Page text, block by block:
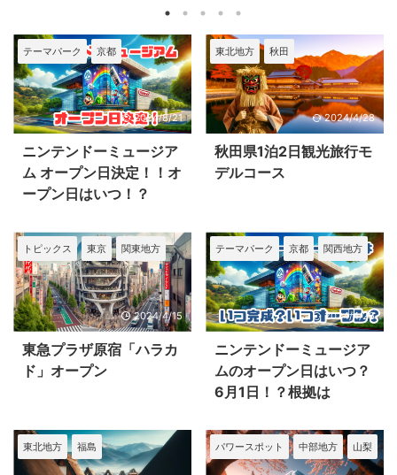
！ 【桜まつ
催期間】
年3月22日
～4月7日(日)
【夜桜ライ
ップ】 2024
月22日(金)～
6日(土)
～21:00
年の満開予
！！ だった
すが・・・
28日に開花
され、29日
で開花状況
割程度。29日
高気温23℃
定なのでだ
咲いてくる
てから。 新
満開予報 ...
天国 2024年2月
1日にオープンし
た「豊洲 千客万
来」は、江戸時
代の街並みを再
現した美食と温
泉(万葉倶楽部)の
両方を楽しめる
施設で豊洲市場
本体と連携して
場の老舗水産仲
卸企業が展開す
る「漁火
(ISARIBI)」で
は、市場から仕
入れた新鮮な魚
介類で作る海鮮
炉端焼が味わえ
たり、多くの飲
戸をテーマにし
たエリアでは、
うなぎ、寿司、
あった場所が、
ゲームファンに
とって聖地とな
る！ 京都府宇治
市に建設中のニ
ンテンドーミュ
ージアムは、任
天堂が歩んでき
た歴史を体感で
年春のオープン
に向けて、着々
と準備が進めら
れています。 任
天堂ミュージア
ムのオープン日
に関してはこち
らの記事で詳し
く書いてますの
で、しっかり目
ください かつて
の任天堂の工場
が生まれ変わる
ージアムです
が、いまだに
成の報告やニ
テンドーミュ
ジアムのオー
ン日など正式
た。 ニンテ
ーミュージア
は一体いつ完
し、いつオー
ンになるのか
いろいろと調
てみました。
ンテンドーミ
ージアムの概
や、任天堂の
の周辺施設に
いて徹底的に
べた記事とな
テーマパーク 京都
2024/8/21
ニンテンドーミュージア
ム オープン日決定！！オ
ープン日はいつ！？
東北地方 秋田
2024/4/28
秋田県1泊2日観光旅行モ
デルコース
トピックス 東京 関東地方
2024/4/15
東急プラザ原宿「ハラカ
ド」オープン
テーマパーク 京都 関西地方
2024/4/26
ニンテンドーミュージア
ムのオープン日はいつ？
6月1日！？根拠は
東北地方 福島 パワースポット 中部地方 山梨